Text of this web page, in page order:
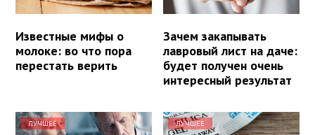
Известные мифы о
молоке: во что пора
перестать верить
Зачем закапывать
лавровый лист на даче:
будет получен очень
интересный результат
ЛУЧШЕЕ ЛУЧШЕЕ